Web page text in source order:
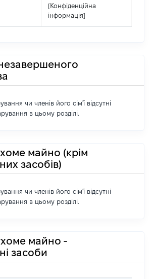
[Конфіденційна
інформація]
чи членів його сім'ї відсутні
в цьому розділі.
майно (крім
засобів)
чи членів його сім'ї відсутні
в цьому розділі.
майно -
засоби